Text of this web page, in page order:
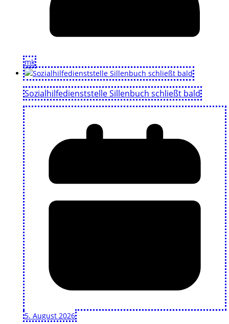
mk
Sozialhilfedienststelle Sillenbuch schließt bald
5. August 2026